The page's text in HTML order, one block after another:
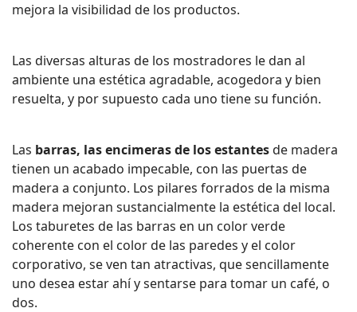
mejora la visibilidad de los productos.
Las diversas alturas de los mostradores le dan al
ambiente una estética agradable, acogedora y bien
resuelta, y por supuesto cada uno tiene su función.
Las barras, las encimeras de los estantesde madera
tienen un acabado impecable, con las puertas de
madera a conjunto. Los pilares forrados de la misma
madera mejoran sustancialmente la estética del local.
Los taburetes de las barras en un color verde
coherente con el color de las paredes y el color
corporativo, se ven tan atractivas, que sencillamente
uno desea estar ahí y sentarse para tomar un café, o
dos.